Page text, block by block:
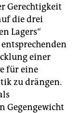
Gerechtigkeit
die drei
Lagers“
einer
für eine
zu drängen.
Gegengewicht